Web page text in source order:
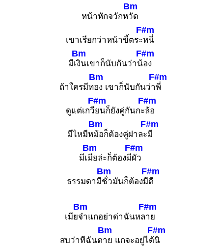
หน้าหักจวักห
Bm
วัด
เขาเรียกว่าหน้าขี้ตระ
F#m
หนี่
มีเ
Bm
งินเขาก็นับกันว่าน้
F#m
อง
ถ้าใครมีท
Bm
อง เขาก็นับกันว่า
F#m
พี่
ดูแต่เกวี
F#m
ยนก็ยังคู่กันกะ
F#m
ล้อ
มีไหมีห
Bm
ม้อก็ต้องคู่ฝาละ
F#m
มี
มีเ
Bm
มียล่ะก็ต้องมี
F#m
ผัว
ธรรมดามี
Bm
ชั่วมันก็ต้องมี
F#m
ดี
เมีย
Bm
จ๋าแกอย่าด่าฉันหล
F#m
าย
สบว่าทีฉันต
Bm
าย แกจะอยู่ได้
F#m
นิ